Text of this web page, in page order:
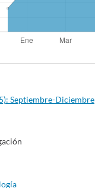
Septiembre-Diciembre